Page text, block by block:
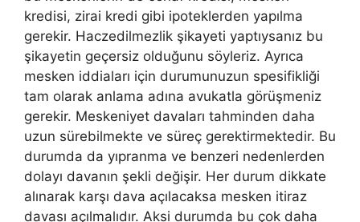
kredisi, zirai kredi gibi ipoteklerden yapılma
gerekir. Haczedilmezlik şikayeti yaptıysanız bu
şikayetin geçersiz olduğunu söyleriz. Ayrıca
mesken iddiaları için durumunuzun spesifikliği
tam olarak anlama adına avukatla görüşmeniz
gerekir. Meskeniyet davaları tahminden daha
uzun sürebilmekte ve süreç gerektirmektedir. Bu
durumda da yıpranma ve benzeri nedenlerden
dolayı davanın şekli değişir. Her durum dikkate
alınarak karşı dava açılacaksa mesken itiraz
davası açılmalıdır. Aksi durumda bu çok daha